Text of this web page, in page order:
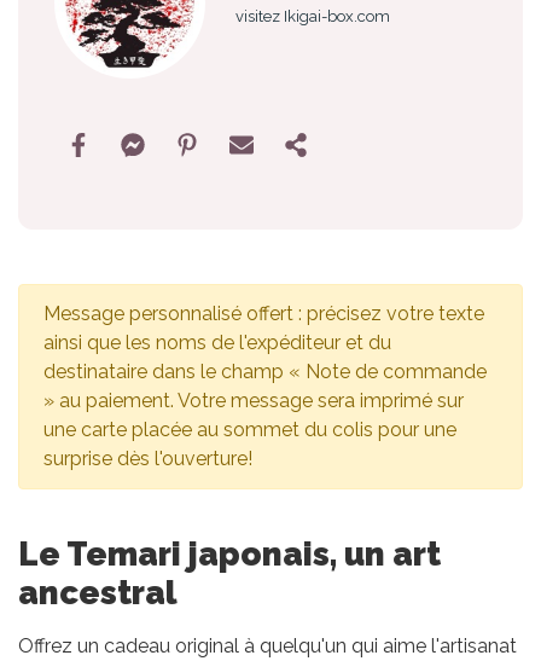
visitez Ikigai-box.com
Message personnalisé offert : précisez votre texte
ainsi que les noms de l'expéditeur et du
destinataire dans le champ « Note de commande
» au paiement. Votre message sera imprimé sur
une carte placée au sommet du colis pour une
surprise dès l'ouverture!
Le Temari japonais, un art
ancestral
Offrez un cadeau original à quelqu'un qui aime l'artisanat